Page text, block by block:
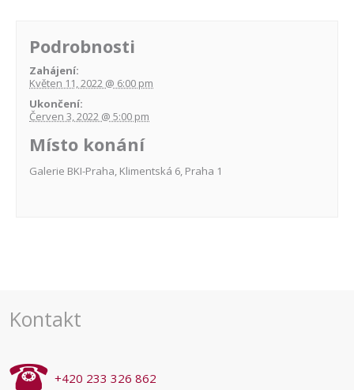
Podrobnosti
Zahájení:
Květen 11, 2022 @ 6:00 pm
Ukončení:
Červen 3, 2022 @ 5:00 pm
Místo konání
Galerie BKI-Praha, Klimentská 6, Praha 1
Kontakt
+420 233 326 862